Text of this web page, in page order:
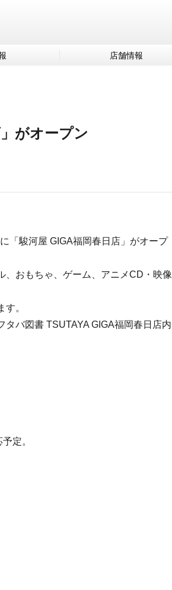
店舗情報
がオープン
「駿河屋 GIGA福岡春日店」がオープ
、おもちゃ、ゲーム、アニメCD・映像
。
バ図書 TSUTAYA GIGA福岡春日店内
定。